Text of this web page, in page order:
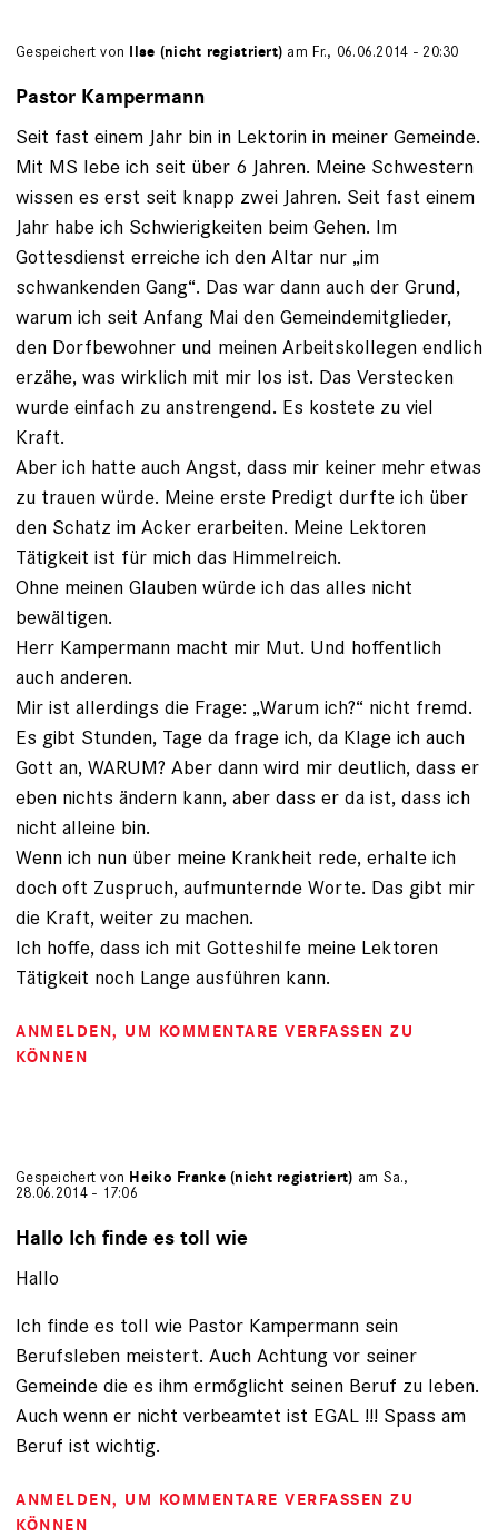
Gespeichert von Ilse (nicht registriert) am Fr., 06.06.2014 - 20:30
Pastor Kampermann
Seit fast einem Jahr bin in Lektorin in meiner Gemeinde.
Mit MS lebe ich seit über 6 Jahren. Meine Schwestern
wissen es erst seit knapp zwei Jahren. Seit fast einem
Jahr habe ich Schwierigkeiten beim Gehen. Im
Gottesdienst erreiche ich den Altar nur „im
schwankenden Gang“. Das war dann auch der Grund,
warum ich seit Anfang Mai den Gemeindemitglieder,
den Dorfbewohner und meinen Arbeitskollegen endlich
erzähe, was wirklich mit mir los ist. Das Verstecken
wurde einfach zu anstrengend. Es kostete zu viel
Kraft.
Aber ich hatte auch Angst, dass mir keiner mehr etwas
zu trauen würde. Meine erste Predigt durfte ich über
den Schatz im Acker erarbeiten. Meine Lektoren
Tätigkeit ist für mich das Himmelreich.
Ohne meinen Glauben würde ich das alles nicht
bewältigen.
Herr Kampermann macht mir Mut. Und hoffentlich
auch anderen.
Mir ist allerdings die Frage: „Warum ich?“ nicht fremd.
Es gibt Stunden, Tage da frage ich, da Klage ich auch
Gott an, WARUM? Aber dann wird mir deutlich, dass er
eben nichts ändern kann, aber dass er da ist, dass ich
nicht alleine bin.
Wenn ich nun über meine Krankheit rede, erhalte ich
doch oft Zuspruch, aufmunternde Worte. Das gibt mir
die Kraft, weiter zu machen.
Ich hoffe, dass ich mit Gotteshilfe meine Lektoren
Tätigkeit noch Lange ausführen kann.
ANMELDEN, UM KOMMENTARE VERFASSEN ZU
KÖNNEN
Gespeichert von Heiko Franke (nicht registriert) am Sa.,
28.06.2014 - 17:06
Hallo Ich finde es toll wie
Hallo
Ich finde es toll wie Pastor Kampermann sein
Berufsleben meistert. Auch Achtung vor seiner
Gemeinde die es ihm ermőglicht seinen Beruf zu leben.
Auch wenn er nicht verbeamtet ist EGAL !!! Spass am
Beruf ist wichtig.
ANMELDEN, UM KOMMENTARE VERFASSEN ZU
KÖNNEN